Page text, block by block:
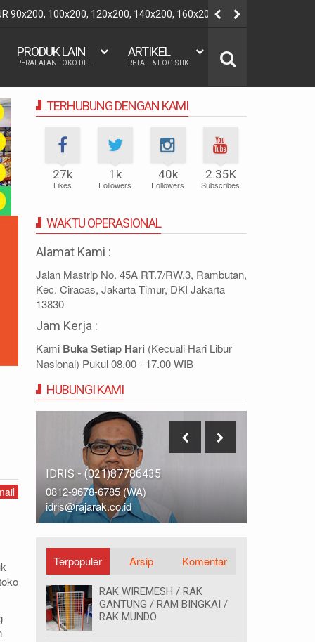
180x200 | FUNGSI, MANFAAT DAN KEGUNAAN
PRODUK LAIN
PERALATAN TOKO DLL
ARTIKEL
RETAIL & LOGISTIK
TERHUBUNG DENGAN KAMI
27k
Likes
1k
Followers
40k
Followers
2.35K
Subscribes
WAKTU OPERASIONAL
Alamat Kami :
Jalan Mastrip No. 45A RT.7/RW.3, Rambutan,
Kec. Ciracas, Jakarta Timur, DKI Jakarta
13830
Jam Kerja :
Kami Buka Setiap Hari (Kecuali Hari Libur
Nasional) Pukul 08.00 - 17.00 WIB
HUBUNGI KAMI
IDRIS - (021)87786435
0812-9678-6785 (WA)
idris@rajarak.co.id
Terpopuler Arsip Komentar
RAK WIREMESH / RAK
GANTUNG / RAM BINGKAI /
RAK MUNDO